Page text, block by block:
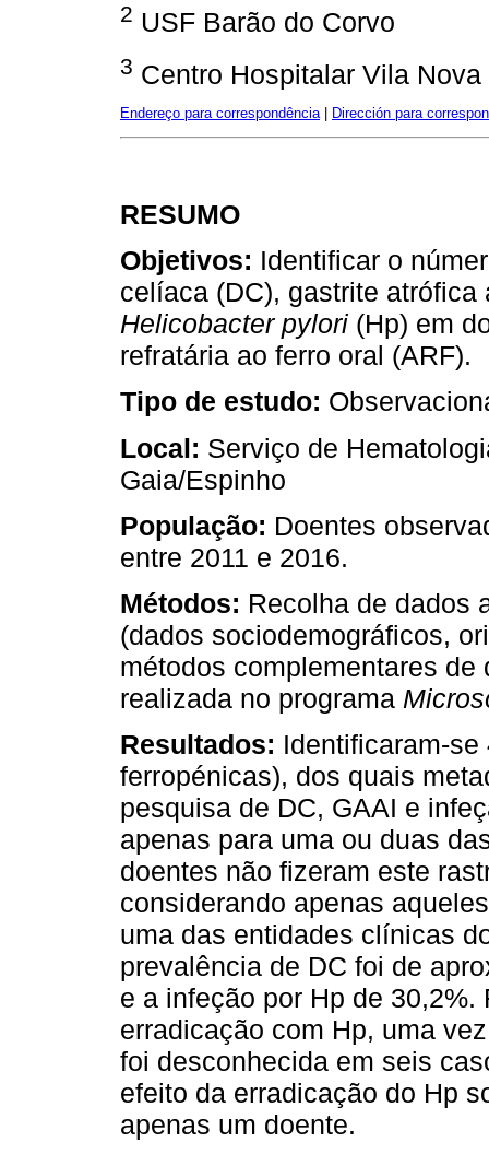
2 USF Barão do Corvo
3 Centro Hospitalar Vila
Endereço para correspondência| Dirección para
RESUMO
Objetivos: Identificar o
celíaca (DC), gastrite
Helicobacter pylori (Hp) em
refratária ao ferro oral (ARF).
Tipo de estudo:
Local: Serviço de
Gaia/Espinho
População: Doentes
entre 2011 e 2016.
Métodos: Recolha de dados
(dados sociodemográficos,
métodos complementares
realizada no programa
Resultados: Identificaram-
ferropénicas), dos quais
pesquisa de DC, GAAI e
apenas para uma ou duas
doentes não fizeram este
considerando apenas
uma das entidades clínicas
prevalência de DC foi de
e a infeção por Hp de
erradicação com Hp, uma
foi desconhecida em seis
efeito da erradicação do Hp
apenas um doente.